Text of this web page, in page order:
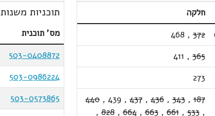
חלקה
372
,
468
365
,
411
273
187
,
343
,
436
,
437
,
439
,
440
,
533
,
661
,
663
,
664
,
828
,
תוכניות משנות
מס' תוכנית
503-0408872
503-0986224
503-0573865